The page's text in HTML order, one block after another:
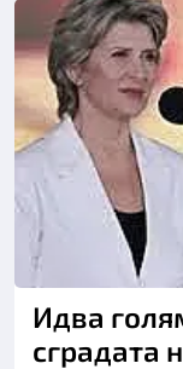
Идва
сградата